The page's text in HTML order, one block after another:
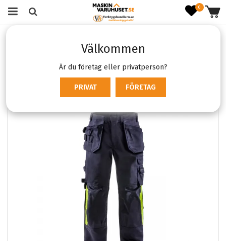
0
Välkommen
Är du företag eller privatperson?
PRIVAT FÖRETAG
Flamskyddade Arbetskläder
Flamskyddade Byxor